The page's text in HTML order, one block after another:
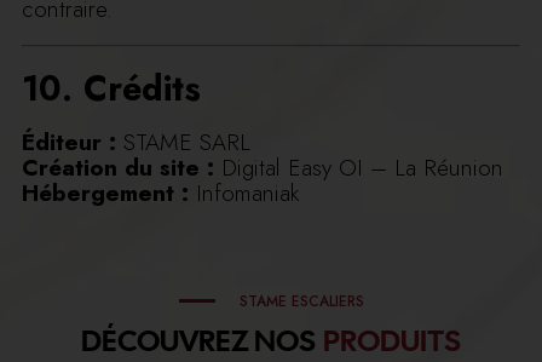
contraire.
10. Crédits
Éditeur : STAME SARL
Création du site : Digital Easy OI – La Réunion
Hébergement : Infomaniak
STAME ESCALIERS
DÉCOUVREZ NOS PRODUITS